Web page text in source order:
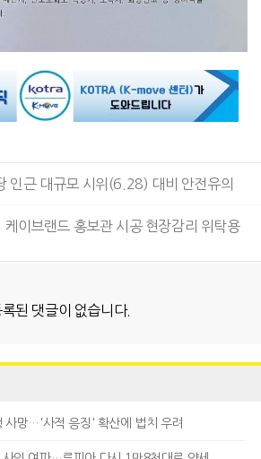
인근 대규모 시위(6.28) 대비 안전유의
케이브랜드 홍보관 시공 현장감리 위탁용
록된 댓글이 없습니다.
사망…'사적 응징' 확산에 법치 우려